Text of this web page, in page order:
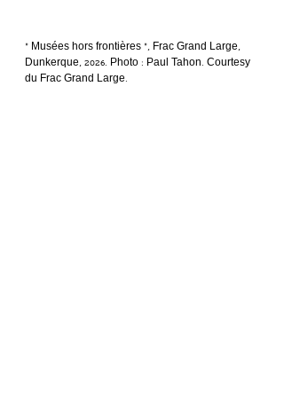
« Musées hors frontières », Frac Grand Large,
Dunkerque, 2026. Photo : Paul Tahon. Courtesy
du Frac Grand Large.